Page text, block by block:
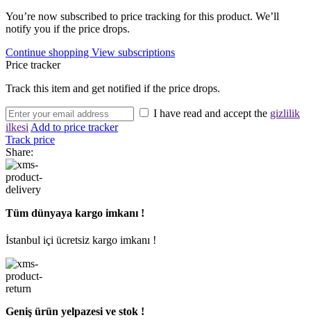
You’re now subscribed to price tracking for this product. We’ll
notify you if the price drops.
Continue shopping View subscriptions
Price tracker
Track this item and get notified if the price drops.
I have read and accept the gizlilik
ilkesiAdd to price tracker
Track price
Share:
Tüm dünyaya kargo imkanı !
İstanbul içi ücretsiz kargo imkanı !
Geniş ürün yelpazesi ve stok !